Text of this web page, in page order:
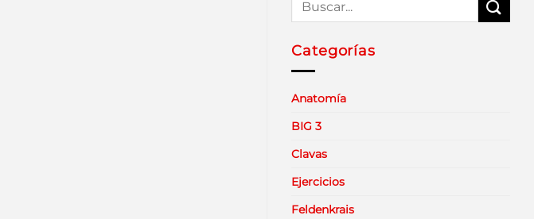
Categorías
Anatomía
BIG 3
Clavas
Ejercicios
Feldenkrais